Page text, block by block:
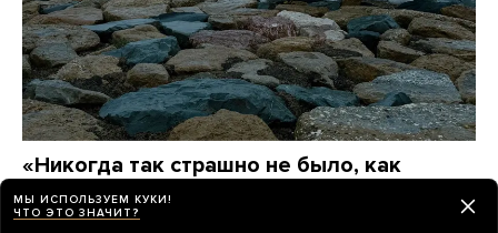
«Никогда так страшно не было, как
сейчас»
Лето 2026 года в Крыму. Вот каким его запомнят
МЫ ИСПОЛЬЗУЕМ КУКИ!
ЧТО ЭТО ЗНАЧИТ?